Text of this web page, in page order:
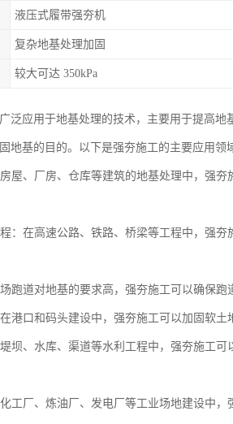
液压式履带强夯机
复杂地基处理加固
较大可达 350kPa
泛应用于地基处理的技术，主要用于提高
地基的目的。以下是强夯施工的主要应用领
屋、厂房、仓库等建筑的地基处理中，强
：在高速公路、铁路、桥梁等工程中，强
跑道对地基的要求高，强夯施工可以确保
港口和码头建设中，强夯施工可以加固软
坝、水库、渠道等水利工程中，强夯施工
工厂、炼油厂、发电厂等工业场地建设中